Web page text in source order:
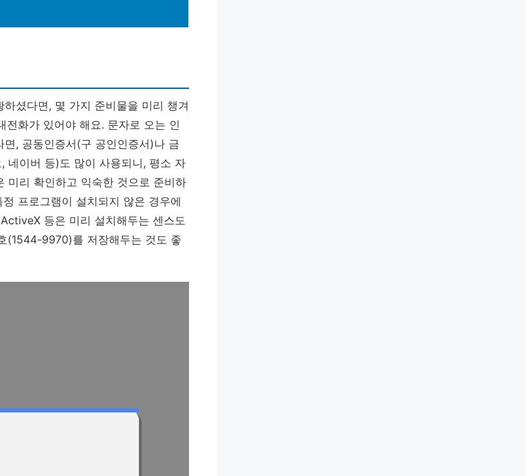
셨다면, 몇 가지 준비물을 미리 챙겨
화가 있어야 해요. 문자로 오는 인
, 공동인증서(구 공인인증서)나 금
네이버 등)도 많이 사용되니, 평소 자
미리 확인하고 익숙한 것으로 준비하
프로그램이 설치되지 않은 경우에
등은 미리 설치해두는 센스도
(1544-9970)를 저장해두는 것도 좋